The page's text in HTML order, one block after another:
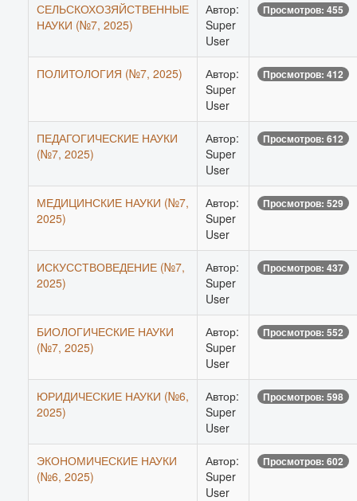
СЕЛЬСКОХОЗЯЙСТВЕННЫЕ
НАУКИ (№7, 2025)
Автор:
Super
User
Просмотров: 455
ПОЛИТОЛОГИЯ (№7, 2025)
Автор:
Super
User
Просмотров: 412
ПЕДАГОГИЧЕСКИЕ НАУКИ
(№7, 2025)
Автор:
Super
User
Просмотров: 612
МЕДИЦИНСКИЕ НАУКИ (№7,
2025)
Автор:
Super
User
Просмотров: 529
ИСКУССТВОВЕДЕНИЕ (№7,
2025)
Автор:
Super
User
Просмотров: 437
БИОЛОГИЧЕСКИЕ НАУКИ
(№7, 2025)
Автор:
Super
User
Просмотров: 552
ЮРИДИЧЕСКИЕ НАУКИ (№6,
2025)
Автор:
Super
User
Просмотров: 598
ЭКОНОМИЧЕСКИЕ НАУКИ
(№6, 2025)
Автор:
Super
User
Просмотров: 602